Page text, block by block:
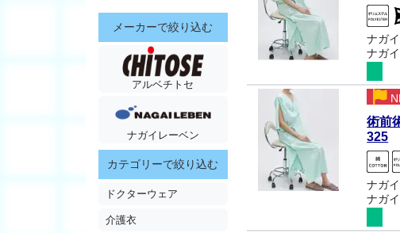
メーカーで絞り込む
アルベチトセ
ナガイレーベン
カテゴリーで絞り込む
ドクターウェア
介護衣
ナガ
ナガ
術前
325
ナガ
ナガ